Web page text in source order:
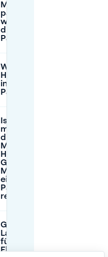
Martiniplaza
parken und
wie hoch sind
die
Parkgebühren?
Was sind die
Höhenbeschränkungen
in der Martiniplaza-
Parkgarage?
Ist es
möglich,
direkt im
Mercure
Hotel
Groningen
Martiniplaza
einen
Parkplatz zu
reservieren?
Gibt es
Ladestationen
für
Elektroautos